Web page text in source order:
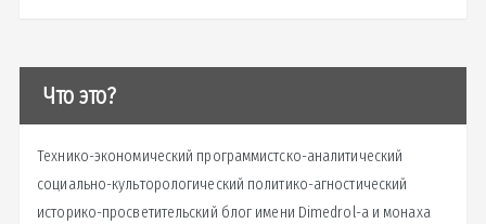
Что это?
Технико-экономический программистско-аналитический
социально-культорологический политико-агностический
историко-просветительский блог имени Dimedrol-a и монаха